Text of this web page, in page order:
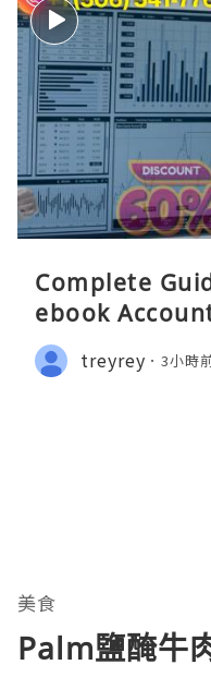
Complete
ebook
treyrey 3小時
美食
Palm鹽醃牛